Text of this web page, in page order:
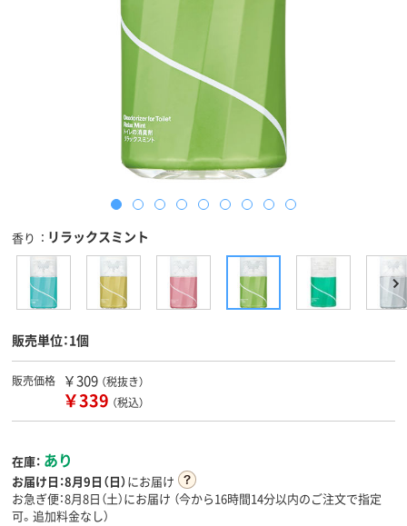
香り リラックスミント
販売単位：1個
販売価格 ￥309 （税抜き）
￥339 （税込）
在庫： あり
お届け日：8月9日（日）にお届け
お急ぎ便：8月8日（土）にお届け （今から16時間14分以内のご注文で指定
可。追加料金なし）